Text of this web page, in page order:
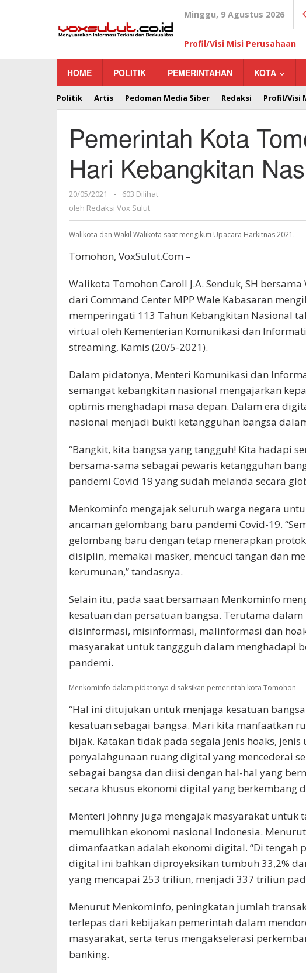
Minggu, 9 Agustus 2026
Profil/Visi Misi Perusahaan
HOME POLITIK PEMERINTAHAN KOTA
Politik Artis Pedoman Media Siber Redaksi Profil/Visi
Pemerintah Kota
Hari Kebangkitan
20/05/2021
oleh
Redaksi
-
603 Dilihat
oleh Redaksi Vox Sulut
Walikota dan Wakil Walikota saat mengikuti Upacara Harkitnas 2021.
Tomohon, VoxSulut.Com –
Walikota Tomohon Caroll J.A. Senduk, SH
dari Command Center MPP Wale Kabasaran
memperingati 113 Tahun Kebangkitan Nasional
virtual oleh Kementerian Komunikasi dan
streaming, Kamis (20/5-2021).
Dalam pidatonya, Menteri Komunikasi dan
semangat kebangkitan nasional mengajarkan
optimis menghadapi masa depan. Dalam era
nasional menjadi bukti ketangguhan bangsa
“Bangkit, kita bangsa yang tangguh! Kita hadapi
bersama-sama sebagai pewaris ketangguhan
pandemi Covid 19 yang sudah melanda secara
Menkominfo mengajak seluruh warga negara
ancaman gelombang baru pandemi Covid-19.
gelombang baru dengan tetap menerapkan
disiplin, memakai masker, mencuci tangan dan
kerumunan,” tandasnya.
Selain itu, pada saat bersamaan Menkominfo
kesatuan dan persatuan bangsa. Terutama
disinformasi, misinformasi, malinformasi dan
masyarakat untuk tanggguh dalam menghadapi
pandemi.
Menkominfo dalam pidatonya disaksikan pemerintah kota Tomohon
“Hal ini ditujukan untuk menjaga kesatuan
kesatuan sebagai bangsa. Mari kita manfaatkan
bijak. Katakan tidak pada segala jenis hoaks,
penyalahgunaan ruang digital yang mencederai
sebagai bangsa dan diisi dengan hal-hal yang
secara khusus ekonomi digital yang berkembang
Menteri Johnny juga mengajak masyarakat untuk
memulihkan ekonomi nasional Indonesia.
dimanfaatkan adalah ekonomi digital. “Di tengah
digital ini bahkan diproyeksikan tumbuh 33,2%
yang mencapai 253 triliun, menjadi 337 triliun
Menurut Menkominfo, peningkatan jumlah
terlepas dari kebijakan pemerintah dalam
masyarakat, serta terus mengakselerasi
banking.